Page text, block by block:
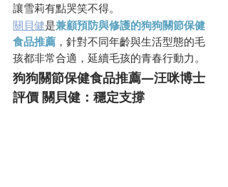
讓雪莉有點哭笑不得。
關貝健是兼顧預防與修護的狗狗關節保健
食品推薦 ，針對不同年齡與生活型態的毛
孩都非常合適，延續毛孩的青春行動力。
狗狗關節保健食品推薦—汪咪博士
評價 關貝健：穩定支撐